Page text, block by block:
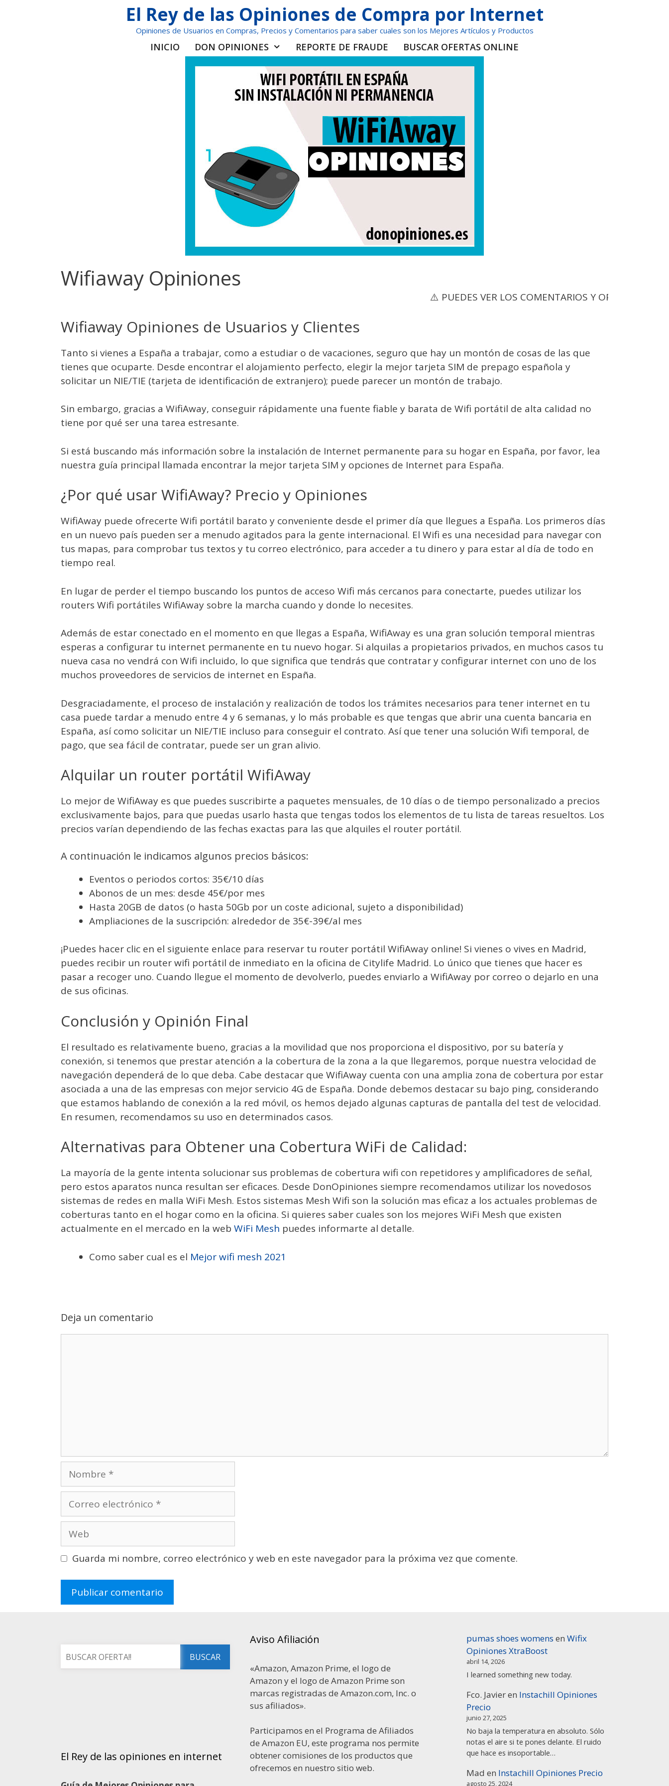
El Rey de las Opiniones de Compra por Internet
Opiniones de Usuarios en Compras, Precios y Comentarios para saber cuales son los Mejores Artículos y Productos
INICIO DON OPINIONES REPORTE DE FRAUDE BUSCAR OFERTAS ONLINE
Wifiaway Opiniones
⚠️ PUEDES VER LOS COMENTARIOS Y OPINAR + ABAJO ⬇️
Wifiaway Opiniones de Usuarios y Clientes
Tanto si vienes a España a trabajar, como a estudiar o de vacaciones, seguro que hay un montón de cosas de las que
tienes que ocuparte. Desde encontrar el alojamiento perfecto, elegir la mejor tarjeta SIM de prepago española y
solicitar un NIE/TIE (tarjeta de identificación de extranjero); puede parecer un montón de trabajo.
Sin embargo, gracias a WifiAway, conseguir rápidamente una fuente fiable y barata de Wifi portátil de alta calidad no
tiene por qué ser una tarea estresante.
Si está buscando más información sobre la instalación de Internet permanente para su hogar en España, por favor, lea
nuestra guía principal llamada encontrar la mejor tarjeta SIM y opciones de Internet para España.
¿Por qué usar WifiAway? Precio y Opiniones
WifiAway puede ofrecerte Wifi portátil barato y conveniente desde el primer día que llegues a España. Los primeros días
en un nuevo país pueden ser a menudo agitados para la gente internacional. El Wifi es una necesidad para navegar con
tus mapas, para comprobar tus textos y tu correo electrónico, para acceder a tu dinero y para estar al día de todo en
tiempo real.
En lugar de perder el tiempo buscando los puntos de acceso Wifi más cercanos para conectarte, puedes utilizar los
routers Wifi portátiles WifiAway sobre la marcha cuando y donde lo necesites.
Además de estar conectado en el momento en que llegas a España, WifiAway es una gran solución temporal mientras
esperas a configurar tu internet permanente en tu nuevo hogar. Si alquilas a propietarios privados, en muchos casos tu
nueva casa no vendrá con Wifi incluido, lo que significa que tendrás que contratar y configurar internet con uno de los
muchos proveedores de servicios de internet en España.
Desgraciadamente, el proceso de instalación y realización de todos los trámites necesarios para tener internet en tu
casa puede tardar a menudo entre 4 y 6 semanas, y lo más probable es que tengas que abrir una cuenta bancaria en
España, así como solicitar un NIE/TIE incluso para conseguir el contrato. Así que tener una solución Wifi temporal, de
pago, que sea fácil de contratar, puede ser un gran alivio.
Alquilar un router portátil WifiAway
Lo mejor de WifiAway es que puedes suscribirte a paquetes mensuales, de 10 días o de tiempo personalizado a precios
exclusivamente bajos, para que puedas usarlo hasta que tengas todos los elementos de tu lista de tareas resueltos. Los
precios varían dependiendo de las fechas exactas para las que alquiles el router portátil.
A continuación le indicamos algunos precios básicos:
Eventos o periodos cortos: 35€/10 días
Abonos de un mes: desde 45€/por mes
Hasta 20GB de datos (o hasta 50Gb por un coste adicional, sujeto a disponibilidad)
Ampliaciones de la suscripción: alrededor de 35€-39€/al mes
¡Puedes hacer clic en el siguiente enlace para reservar tu router portátil WifiAway online! Si vienes o vives en Madrid,
puedes recibir un router wifi portátil de inmediato en la oficina de Citylife Madrid. Lo único que tienes que hacer es
pasar a recoger uno. Cuando llegue el momento de devolverlo, puedes enviarlo a WifiAway por correo o dejarlo en una
de sus oficinas.
Conclusión y Opinión Final
El resultado es relativamente bueno, gracias a la movilidad que nos proporciona el dispositivo, por su batería y
conexión, si tenemos que prestar atención a la cobertura de la zona a la que llegaremos, porque nuestra velocidad de
navegación dependerá de lo que deba. Cabe destacar que WifiAway cuenta con una amplia zona de cobertura por estar
asociada a una de las empresas con mejor servicio 4G de España. Donde debemos destacar su bajo ping, considerando
que estamos hablando de conexión a la red móvil, os hemos dejado algunas capturas de pantalla del test de velocidad.
En resumen, recomendamos su uso en determinados casos.
Alternativas para Obtener una Cobertura WiFi de Calidad:
La mayoría de la gente intenta solucionar sus problemas de cobertura wifi con repetidores y amplificadores de señal,
pero estos aparatos nunca resultan ser eficaces. Desde DonOpiniones siempre recomendamos utilizar los novedosos
sistemas de redes en malla WiFi Mesh. Estos sistemas Mesh Wifi son la solución mas eficaz a los actuales problemas de
coberturas tanto en el hogar como en la oficina. Si quieres saber cuales son los mejores WiFi Mesh que existen
actualmente en el mercado en la web WiFi Mesh puedes informarte al detalle.
Como saber cual es el Mejor wifi mesh 2021
Deja un comentario
Nombre
Correo
Web
Guarda mi nombre, correo electrónico y web en este navegador para la próxima vez que comente.
El Rey de las opiniones en internet
Aviso Afiliación
«Amazon, Amazon Prime, el logo de
Amazon y el logo de Amazon Prime son
marcas registradas de Amazon.com, Inc. o
sus afiliados».
Participamos en el Programa de Afiliados
de Amazon EU, este programa nos permite
obtener comisiones de los productos que
ofrecemos en nuestro sitio web.
pumas shoes womens enWifix
Opiniones XtraBoost
abril 14, 2026
I learned something new today.
Fco. Javieren Instachill Opiniones
Precio
junio 27, 2025
No baja la temperatura en absoluto. Sólo
notas el aire si te pones delante. El ruido
que hace es insoportable…
Mad en Instachill Opiniones Precio
agosto 25, 2024